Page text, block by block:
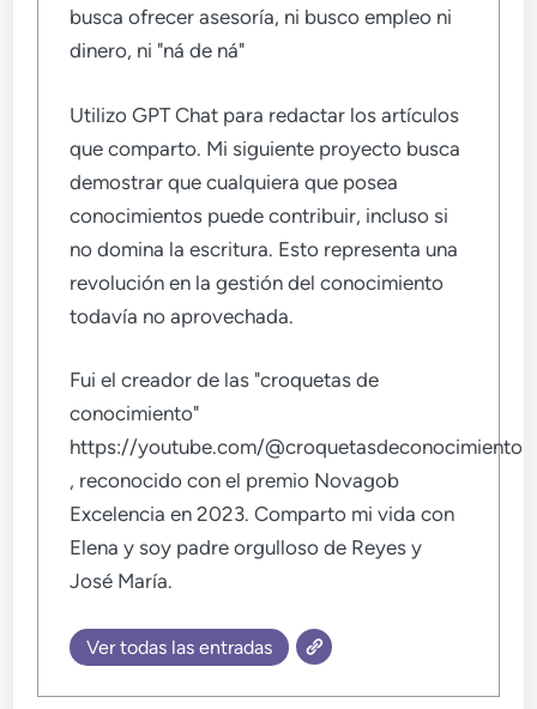
busca ofrecer asesoría, ni busco empleo ni
dinero, ni "ná de ná"
Utilizo GPT Chat para redactar los artículos
que comparto. Mi siguiente proyecto busca
demostrar que cualquiera que posea
conocimientos puede contribuir, incluso si
no domina la escritura. Esto representa una
revolución en la gestión del conocimiento
todavía no aprovechada.
Fui el creador de las "croquetas de
conocimiento"
https://youtube.com/@croquetasdeconocimiento
, reconocido con el premio Novagob
Excelencia en 2023. Comparto mi vida con
Elena y soy padre orgulloso de Reyes y
José María.
Ver todas las entradas